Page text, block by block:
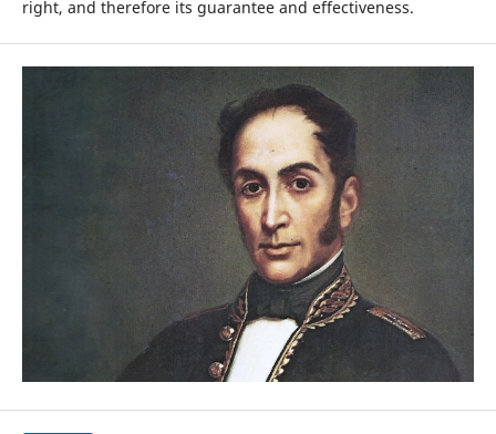
right, and therefore its guarantee and effectiveness.